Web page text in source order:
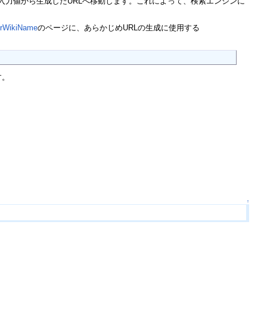
のページに、あらかじめURLの生成に使用する
↑